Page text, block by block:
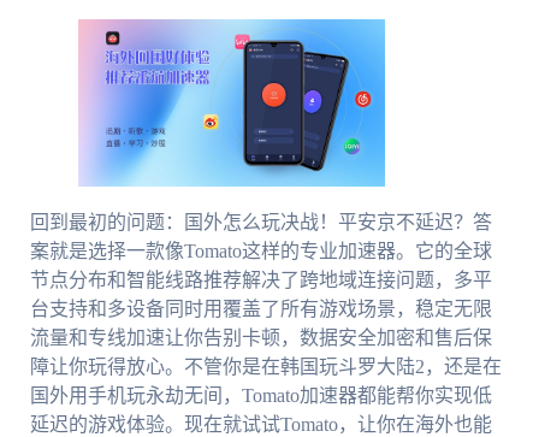
回到最初的问题：国外怎么玩决战！平安京不延迟？答
案就是选择一款像Tomato这样的专业加速器。它的全球
节点分布和智能线路推荐解决了跨地域连接问题，多平
台支持和多设备同时用覆盖了所有游戏场景，稳定无限
流量和专线加速让你告别卡顿，数据安全加密和售后保
障让你玩得放心。不管你是在韩国玩斗罗大陆2，还是在
国外用手机玩永劫无间，Tomato加速器都能帮你实现低
延迟的游戏体验。现在就试试Tomato，让你在海外也能